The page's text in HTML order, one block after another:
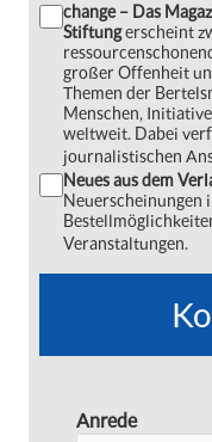
change – Das
Stiftungerscheint
großer Offenheit
Themen der
Menschen,
weltweit. Dabei
journalistischen
Neues aus dem
Veranstaltungen.
Anrede